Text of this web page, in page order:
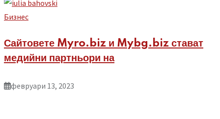
Бизнес
Сайтовете Myro.biz и Mybg.biz стават
медийни партньори на
февруари 13, 2023